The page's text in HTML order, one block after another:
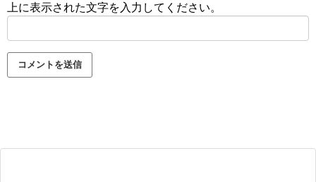
上に表示された文字を入力してください。